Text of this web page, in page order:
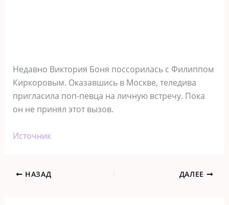
Недавно Виктория Боня поссорилась с Филиппом
Киркоровым. Оказавшись в Москве, теледива
пригласила поп-певца на личную встречу. Пока
он не принял этот вызов.
Источник
НАЗАД ДАЛЕЕ